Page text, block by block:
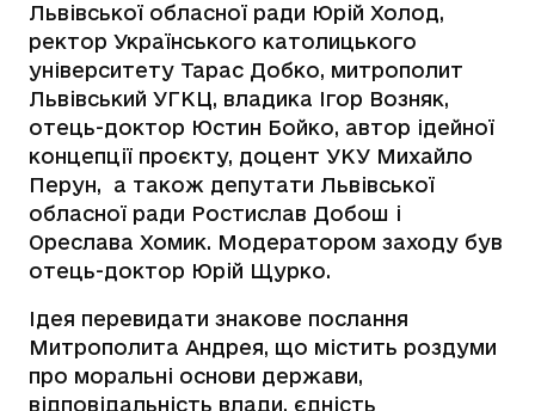
Львівської обласної ради Юрій Холод,
ректор Українського католицького
університету Тарас Добко, митрополит
Львівський УГКЦ, владика Ігор Возняк,
отець-доктор Юстин Бойко, автор ідейної
концепції проєкту, доцент УКУ Михайло
Перун, а також депутати Львівської
обласної ради Ростислав Добош і
Ореслава Хомик. Модератором заходу був
отець-доктор Юрій Щурко.
Ідея перевидати знакове послання
Митрополита Андрея, що містить роздуми
про моральні основи держави,
відповідальність влади, єдність